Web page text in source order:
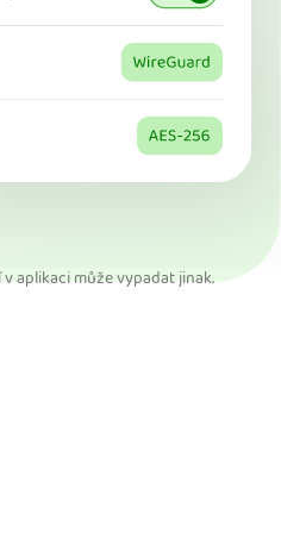
aplikaci může vypadat jinak.